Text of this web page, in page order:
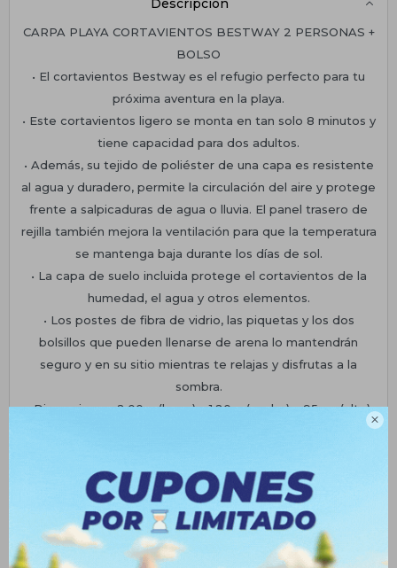

Descripción
CARPA PLAYA CORTAVIENTOS BESTWAY 2 PERSONAS +
BOLSO
• El cortavientos Bestway es el refugio perfecto para tu
próxima aventura en la playa.
• Este cortavientos ligero se monta en tan solo 8 minutos y
tiene capacidad para dos adultos.
• Además, su tejido de poliéster de una capa es resistente
al agua y duradero, permite la circulación del aire y protege
frente a salpicaduras de agua o lluvia. El panel trasero de
rejilla también mejora la ventilación para que la temperatura
se mantenga baja durante los días de sol.
• La capa de suelo incluida protege el cortavientos de la
humedad, el agua y otros elementos.
• Los postes de fibra de vidrio, las piquetas y los dos
bolsillos que pueden llenarse de arena lo mantendrán
seguro y en su sitio mientras te relajas y disfrutas a la
sombra.
• Dimensiones: 2,00m (largo) x 1,20m (ancho) x 95cm (alto)
Envíos
Medios de pago